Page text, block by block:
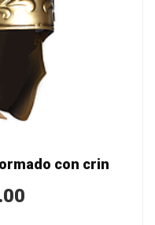
con crin